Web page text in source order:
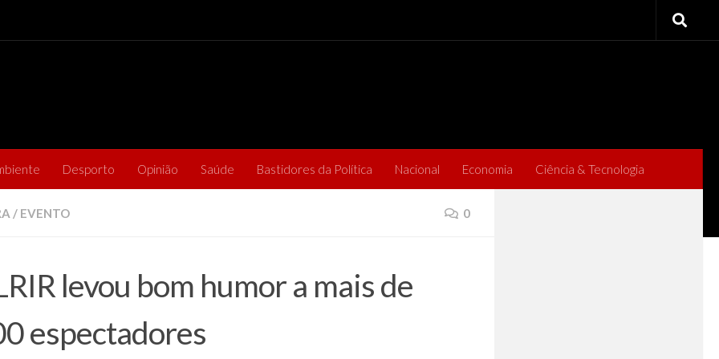
Desporto Opinião Saúde Bastidores da Política Nacional Economia Ciência & Tecnologia
/ EVENTO 0
levou bom humor a mais de
espectadores